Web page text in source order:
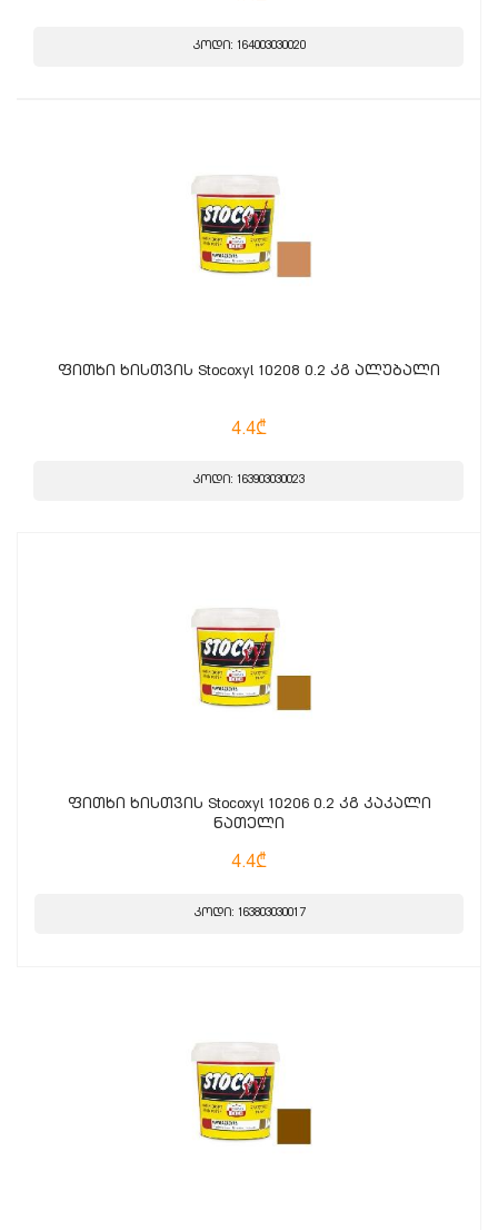
კოდი: 164003030020
ფითხი ხისთვის Stocoxyl 10208 0.2 კგ ალუბალი
4.4₾
კოდი: 163903030023
ფითხი ხისთვის Stocoxyl 10206 0.2 კგ კაკალი
ნათელი
4.4₾
კოდი: 163803030017